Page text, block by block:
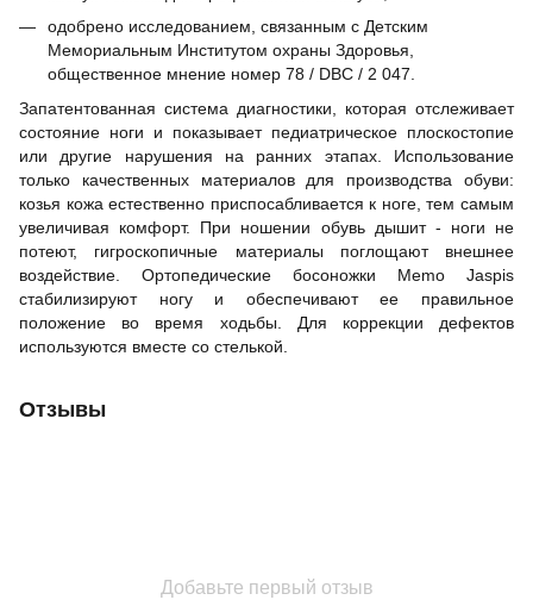
одобрено исследованием, связанным с Детским
Мемориальным Институтом охраны Здоровья,
общественное мнение номер 78 / DBC / 2 047.
Запатентованная система диагностики, которая отслеживает
состояние ноги и показывает педиатрическое плоскостопие
или другие нарушения на ранних этапах. Использование
только качественных материалов для производства обуви:
козья кожа естественно приспосабливается к ноге, тем самым
увеличивая комфорт. При ношении обувь дышит - ноги не
потеют, гигроскопичные материалы поглощают внешнее
воздействие. Ортопедические босоножки Memo Jaspis
стабилизируют ногу и обеспечивают ее правильное
положение во время ходьбы. Для коррекции дефектов
используются вместе со стелькой.
Отзывы
Добавьте первый отзыв